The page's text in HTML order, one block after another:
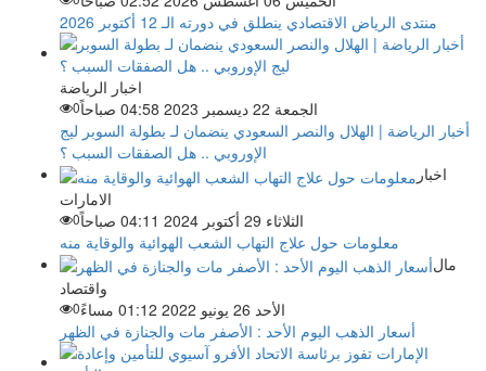
منتدى الرياض الاقتصادي ينطلق في دورته الـ 12 أكتوبر 2026
اخبار الرياضة
الجمعة 22 ديسمبر 2023 04:58 صباحاً
0
أخبار الرياضة | الهلال والنصر السعودي ينضمان لـ بطولة السوبر ليج
الإوروبي .. هل الصفقات السبب ؟
اخبار
الامارات
الثلاثاء 29 أكتوبر 2024 04:11 صباحاً
0
معلومات حول علاج التهاب الشعب الهوائية والوقاية منه
مال
واقتصاد
الأحد 26 يونيو 2022 01:12 مساءً
0
أسعار الذهب اليوم الأحد : الأصفر مات والجنازة في الظهر